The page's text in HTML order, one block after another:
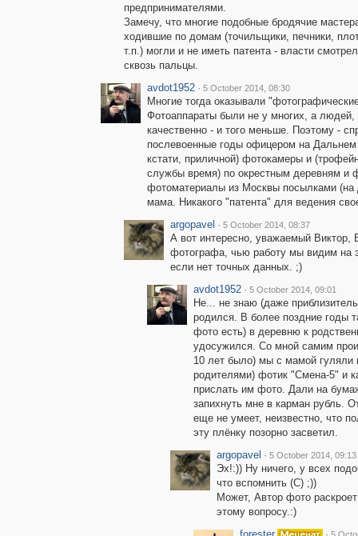
предпринимателями.
Замечу, что многие подобные бродячие
ходившие по домам (точильщики, печники,
т.п.) могли и не иметь патента - власти
сквозь пальцы.
avdot1952 · 5 October 2014, 08:30
Многие тогда оказывали
Фотоаппараты были не у многих, а
качественно - и того меньше. Поэтому -
послевоенные годы офицером на
кстати, приличной) фотокамеры и
службы время) по окрестным деревням и
фотоматериалы из Москвы посылками
мама. Никакого "патента" для ведения
argopavel · 5 October 2014, 08:37
А вот интересно, уважаемый Виктор,
фотографа, чью работу мы видим на
если нет точных данных. ;)
avdot1952 · 5 October 2014, 09:01
Не... не знаю (даже
родился. В более поздние годы
фото есть) в деревню к
удосужился. Со мной самим
10 лет было) мы с мамой
родителями) фотик "Смена-5" и
прислать им фото. Дали на
запихнуть мне в карман рубль.
еще не умеет, неизвестно, что
эту плёнку позорно засветил.
argopavel · 5 October 2014, 09:13
Эх!:)) Ну ничего, у всех
что вспомнить (С) ;))
Может, Автор фото
этому вопросу.:)